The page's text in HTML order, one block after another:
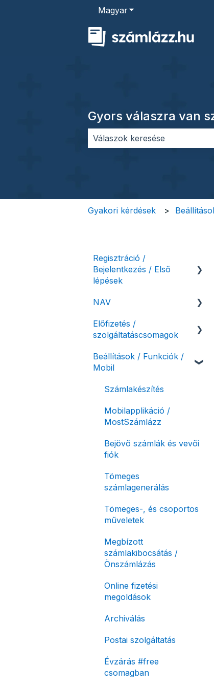
MagyarAlmenü
Gyors válaszra van
Gyakori kérdések
Regisztráció /
Bejelentkezés / Első
lépések
Felhasználó beállításai
Számlázási fiók kezdő
beállításai, első lépések
NAV
NAV online
adatszolgáltatás
Adóhatósági ellenőrzés
adatszolgáltatás
NAV pénztárgép feladás
Számlaverzum
Előfizetés /
szolgáltatáscsomagok
Szolgáltatáscsomag
kiválasztása
Szolgáltatáscsomag
Fiók / felhasználó
Díjfizetés / díjtartozás /
Fizetési módok
Beállítások / Funkciók /
Mobil
Számlakészítés
Mobilapplikáció /
MostSzámlázz
Bejövő számlák és vevői
fiók
Tömeges
számlagenerálás
Tömeges-, és csoportos
műveletek
Megbízott
számlakibocsátás /
Önszámlázás
Online fizetési
megoldások
Archiválás
Postai szolgáltatás
Évzárás #free
csomagban